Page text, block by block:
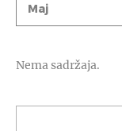
Mesec
Maj
Nema sadržaja.